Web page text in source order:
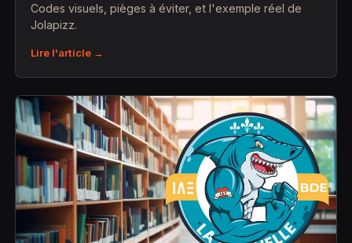
Codes visuels, pièges à éviter, et l'exemple réel de
Jolapizz.
Lire l'article →